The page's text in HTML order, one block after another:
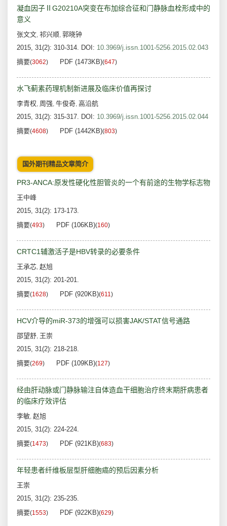
凝血因子ⅡG20210A突变在布加综合征和门静脉血栓形成中的
意义
张文文, 祁兴顺, 郭晓钟
2015, 31(2): 310-314. DOI: 10.3969/j.issn.1001-5256.2015.02.043
摘要(3062) PDF (1473KB)(647)
水飞蓟素药理机制新进展及临床价值再探讨
李青权, 周强, 牛俊奇, 高沿航
2015, 31(2): 315-317. DOI: 10.3969/j.issn.1001-5256.2015.02.044
摘要(4608) PDF (1442KB)(803)
国外期刊精品文章简介
PR3-ANCA:原发性硬化性胆管炎的一个有前途的生物学标志物
王中峰
2015, 31(2): 173-173.
摘要(493) PDF (106KB)(160)
CRTC1辅激活子是HBV转录的必要条件
王承芯, 赵旭
2015, 31(2): 201-201.
摘要(1628) PDF (920KB)(611)
HCV介导的miR-373的增强可以损害JAK/STAT信号通路
邵望舒, 王崇
2015, 31(2): 218-218.
摘要(269) PDF (109KB)(127)
经由肝动脉或门静脉输注自体造血干细胞治疗终末期肝病患者
的临床疗效评估
李敏, 赵旭
2015, 31(2): 224-224.
摘要(1473) PDF (921KB)(683)
年轻患者纤维板层型肝细胞癌的预后因素分析
王崇
2015, 31(2): 235-235.
摘要(1553) PDF (922KB)(629)